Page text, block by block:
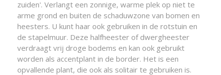
zuiden'. Verlangt een zonnige, warme plek op niet te
arme grond en buiten de schaduwzone van bomen en
heesters. U kunt haar ook gebruiken in de rotstuin en
de stapelmuur. Deze halfheester of dwergheester
verdraagt vrij droge bodems en kan ook gebruikt
worden als accentplant in de border. Het is een
opvallende plant, die ook als solitair te gebruiken is.